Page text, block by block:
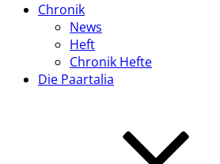
Chronik
News
Heft
Chronik Hefte
Die Paartalia